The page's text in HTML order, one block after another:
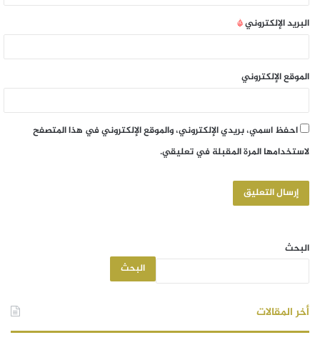
البريد الإلكتروني*
الموقع الإلكتروني
احفظ اسمي، بريدي الإلكتروني، والموقع الإلكتروني في هذا المتصفح
لاستخدامها المرة المقبلة في تعليقي.
البحث
البحث
أخر المقالات